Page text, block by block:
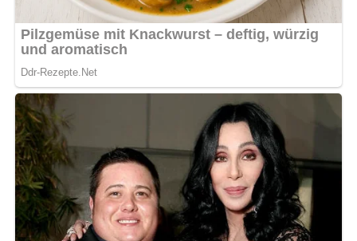
Tipp:Für einen zusätzlichen Geschmackskick kannst
du geriebenen Käse oder frische Kräuter wie Petersilie
oder Schnittlauch als Garnitur verwenden.
Nach: Kochen im Freien, Verlag für die Frau Leipzig/Berlin DDR
Pin mich auf Pinterest